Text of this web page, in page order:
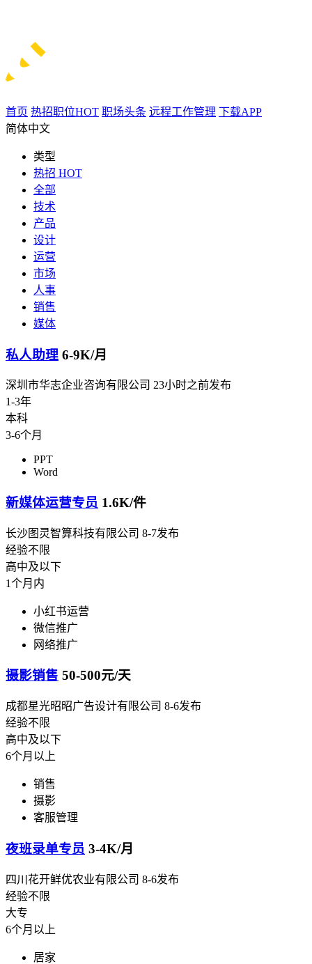
首页 热招职位HOT 职场头条 远程工作管理 下载APP
简体中文
类型
热招 HOT
全部
技术
产品
设计
运营
市场
人事
销售
媒体
私人助理 6-9K/月
深圳市华志企业咨询有限公司 23小时之前发布
1-3年
本科
3-6个月
PPT
Word
新媒体运营专员 1.6K/件
长沙图灵智算科技有限公司 8-7发布
经验不限
高中及以下
1个月内
小红书运营
微信推广
网络推广
摄影销售 50-500元/天
成都星光昭昭广告设计有限公司 8-6发布
经验不限
高中及以下
6个月以上
销售
摄影
客服管理
夜班录单专员 3-4K/月
四川花开鲜优农业有限公司 8-6发布
经验不限
大专
6个月以上
居家